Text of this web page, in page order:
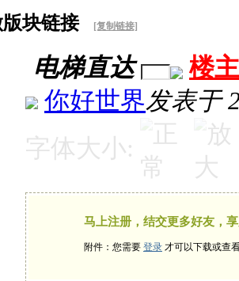
版块链接 [复制链接]
电梯直达
楼主
你好世界发表于
字体大小:
马上注册，结交更多好友，
附件：您需要 登录 才可以下载或查